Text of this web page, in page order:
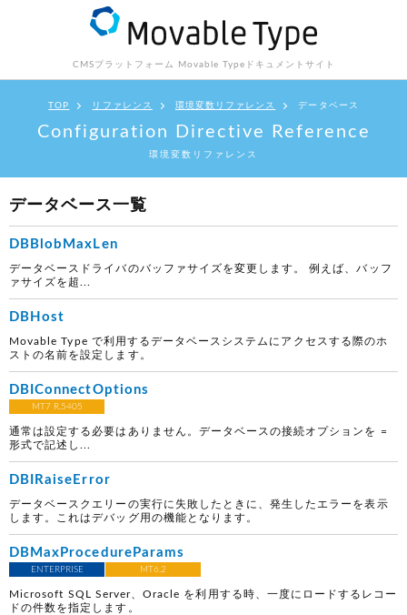
CMSプラットフォーム Movable Type ドキュメントサイト
TOP リファレンス 環境変数リファレンス データベース
Configuration Directive Reference
環境変数リファレンス
データベース一覧
DBBlobMaxLen
データベースドライバのバッファサイズを変更します。 例えば、バッフ
ァサイズを超...
DBHost
Movable Type で利用するデータベースシステムにアクセスする際のホ
ストの名前を設定します。
DBIConnectOptions
MT7 R.5405
通常は設定する必要はありません。データベースの接続オプションを =
形式で記述し...
DBIRaiseError
データベースクエリーの実行に失敗したときに、発生したエラーを表示
します。これはデバッグ用の機能となります。
DBMaxProcedureParams
ENTERPRISE MT6.2
Microsoft SQL Server、Oracle を利用する時、一度にロードするレコー
ドの件数を指定します。